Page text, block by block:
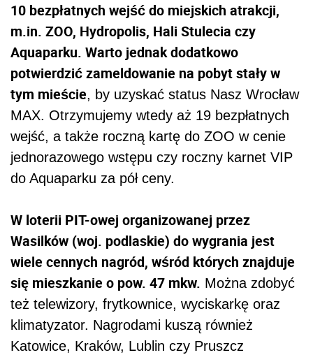
10 bezpłatnych wejść do miejskich atrakcji,
m.in. ZOO, Hydropolis, Hali Stulecia czy
Aquaparku. Warto jednak dodatkowo
potwierdzić zameldowanie na pobyt stały w
tym mieście, by uzyskać status Nasz Wrocław
MAX. Otrzymujemy wtedy aż 19 bezpłatnych
wejść, a także roczną kartę do ZOO w cenie
jednorazowego wstępu czy roczny karnet VIP
do Aquaparku za pół ceny.
W loterii PIT-owej organizowanej przez
Wasilków (woj. podlaskie) do wygrania jest
wiele cennych nagród, wśród których znajduje
się mieszkanie o pow. 47 mkw. Można zdobyć
też telewizory, frytkownice, wyciskarkę oraz
klimatyzator. Nagrodami kuszą również
Katowice, Kraków, Lublin czy Pruszcz